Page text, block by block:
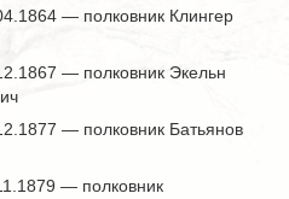
— полковник Клингер
— полковник Экельн
— полковник Батьянов
— полковник